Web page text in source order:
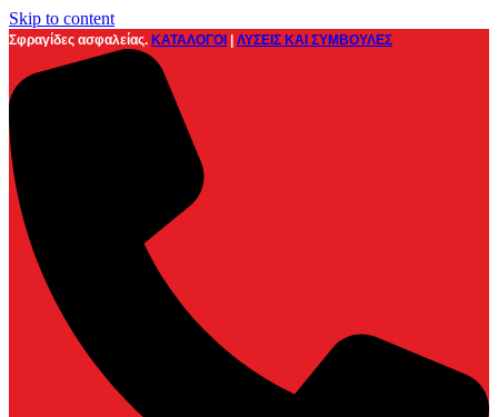
Skip to content
Σφραγίδες ασφαλείας. ΚΑΤΑΛΟΓΟΙ ΛΥΣΕΙΣ ΚΑΙ ΣΥΜΒΟΥΛΕΣ